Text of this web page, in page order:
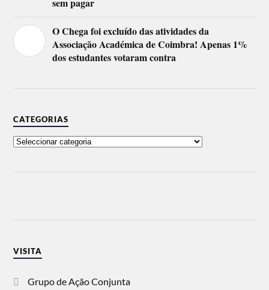
O Chega foi excluído das atividades da
Associação Académica de Coimbra! Apenas 1%
dos estudantes votaram contra
CATEGORIAS
VISITA
Grupo de Ação Conjunta